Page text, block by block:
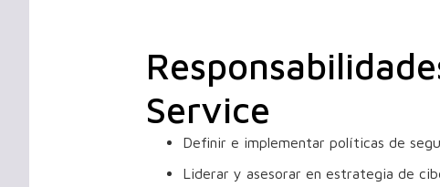
Service
Definir e implementar políticas de
Liderar y asesorar en estrategia de